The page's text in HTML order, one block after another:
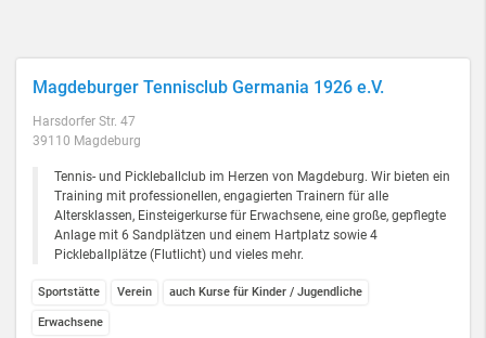
Magdeburger Tennisclub Germania 1926 e.V.
Harsdorfer Str. 47
39110 Magdeburg
Tennis- und Pickleballclub im Herzen von Magdeburg. Wir bieten ein
Training mit professionellen, engagierten Trainern für alle
Altersklassen, Einsteigerkurse für Erwachsene, eine große, gepflegte
Anlage mit 6 Sandplätzen und einem Hartplatz sowie 4
Pickleballplätze (Flutlicht) und vieles mehr.
Sportstätte Verein auch Kurse für Kinder / Jugendliche
Erwachsene